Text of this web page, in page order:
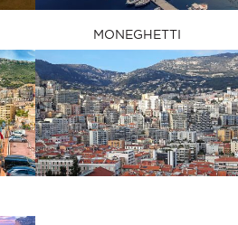
MONEGHETTI